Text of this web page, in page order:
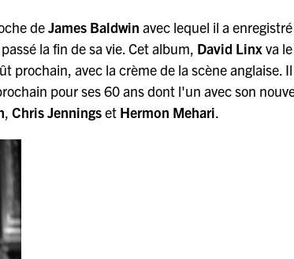
deJames Baldwin avec lequel il a
la fin de sa vie. Cet album, David Linxva
prochain, avec la crème de la scène anglaise.
pour ses 60 ans dont l'un avec son
, Chris Jenningset Hermon Mehari.